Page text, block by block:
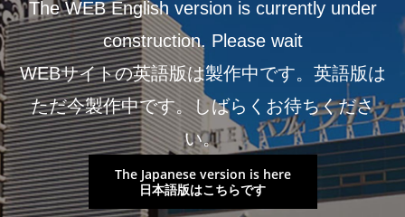
The WEB English version is currently under
construction. Please wait
WEBサイトの英語版は製作中です。英語版は
ただ今製作中です。しばらくお待ちくださ
い。
The Japanese version is here
日本語版はこちらです